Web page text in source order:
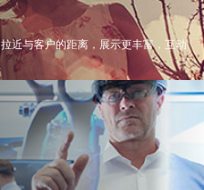
近与客户的距离，展示更丰富，互动